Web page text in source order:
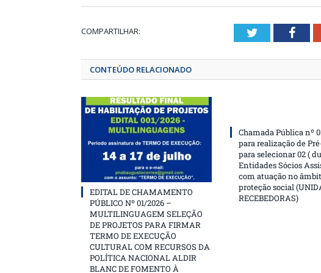
COMPARTILHAR: Twitter
CONTEÚDO RELACIONADO
EDITAL DE CHAMAMENTO
PÚBLICO Nº 01/2026 –
MULTILINGUAGEM SELEÇÃO
DE PROJETOS PARA FIRMAR
TERMO DE EXECUÇÃO
CULTURAL COM RECURSOS DA
POLÍTICA NACIONAL ALDIR
BLANC DE FOMENTO À
Chamada Pública nº
para realização de
para selecionar 02 (
Entidades Sócios
com atuação no
proteção social
RECEBEDORAS)